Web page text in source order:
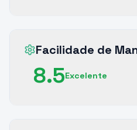
Facilidade de
8.5Excelente